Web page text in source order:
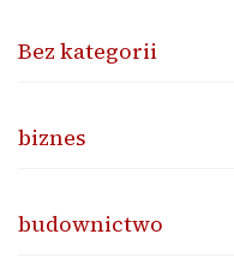
Bez kategorii
biznes
budownictwo